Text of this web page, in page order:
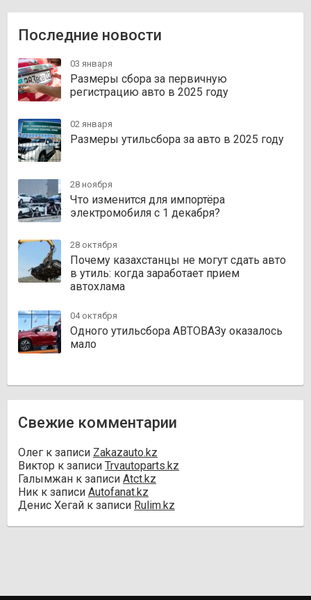
Последние новости
03 января
Размеры сбора за первичную
регистрацию авто в 2025 году
02 января
Размеры утильсбора за авто в 2025 году
28 ноября
Что изменится для импортёра
электромобиля с 1 декабря?
28 октября
Почему казахстанцы не могут сдать авто
в утиль: когда заработает прием
автохлама
04 октября
Одного утильсбора АВТОВАЗу оказалось
мало
Свежие комментарии
Олег к записи Zakazauto.kz
Виктор к записи Trvautoparts.kz
Галымжан к записи Atct.kz
Ник к записи Autofanat.kz
Денис Хегай к записи Rulim.kz